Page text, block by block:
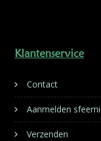
Klantenservice
Contact
Aanmelden
Verzenden